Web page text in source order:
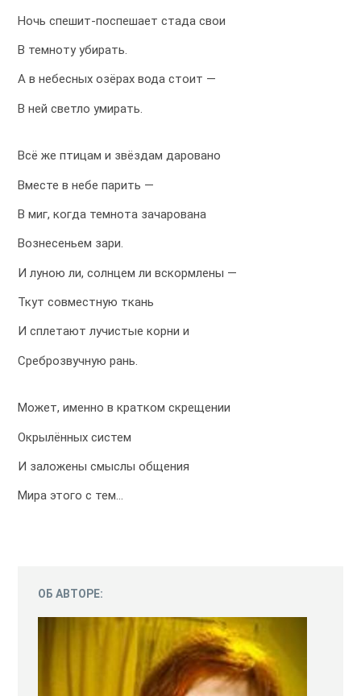
Ночь спешит-поспешает стада свои
В темноту убирать.
А в небесных озёрах вода стоит —
В ней светло умирать.
Всё же птицам и звёздам даровано
Вместе в небе парить —
В миг, когда темнота зачарована
Вознесеньем зари.
И луною ли, солнцем ли вскормлены —
Ткут совместную ткань
И сплетают лучистые корни и
Среброзвучную рань.
Может, именно в кратком скрещении
Окрылённых систем
И заложены смыслы общения
Мира этого с тем…
ОБ АВТОРЕ: